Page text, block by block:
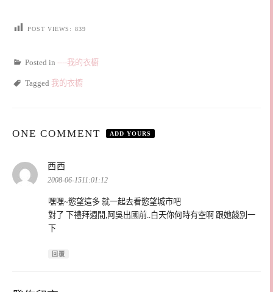
POST VIEWS: 839
Posted in ----我的衣櫥
Tagged 我的衣櫥
ONE COMMENT ADD YOURS
西西
示:
2008-06-1511:01:12
嘿嘿~慾望這多 就一起去看慾望城市吧
對了 下禮拜週間,阿吳出國前..白天你何時有空啊 跟她餞別一
下
回覆